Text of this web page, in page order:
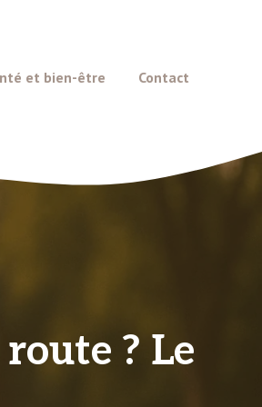
et bien-être Contact
? Le